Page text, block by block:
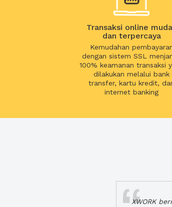
Transaksi online
dan terpercaya
Kemudahan
dengan sistem SSL
100% keamanan transaksi
dilakukan melalui bank
transfer, kartu kredit,
internet banking
XWORK